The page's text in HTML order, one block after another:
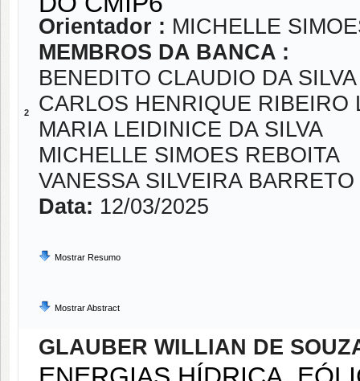
2
Orientador : MICHELLE
MEMBROS DA BANCA :
BENEDITO CLAUDIO DA SILVA
CARLOS HENRIQUE RIBEIRO
MARIA LEIDINICE DA SILVA
MICHELLE SIMOES REBOITA
VANESSA SILVEIRA
Data: 12/03/2025
Mostrar Resumo
Mostrar Abstract
GLAUBER WILLIAN DE